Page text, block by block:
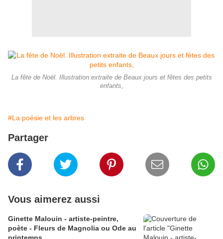
​​​​​​​La fête de Noël. Illustration extraite de Beaux jours et fêtes des petits
enfants,
#La poésie et les arbres
Partager
Vous aimerez aussi
Ginette Malouin - artiste-peintre,
poète - Fleurs de Magnolia ou Ode au